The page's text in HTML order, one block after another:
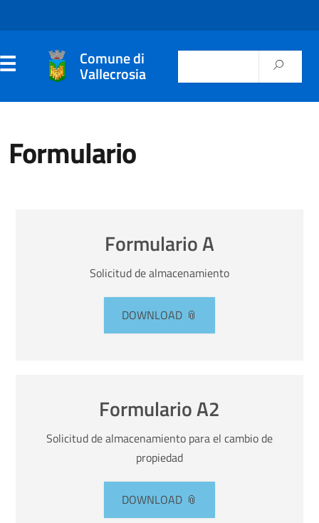
Comune di
Vallecrosia
Formulario
Formulario A
Solicitud de almacenamiento
DOWNLOAD
Formulario A2
Solicitud de almacenamiento para el cambio de
propiedad
DOWNLOAD